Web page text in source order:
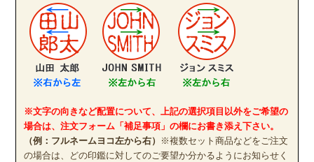
※文字の向きなど配置について、上記の選択項目以外をご希望の
場合は、注文フォーム「補足事項」の欄にお書き添え下さい。
（例：フルネームヨコ左から右）
※複数セット商品などをご注文
の場合は、どの印鑑に対してのご要望か分かるようにお知らせく